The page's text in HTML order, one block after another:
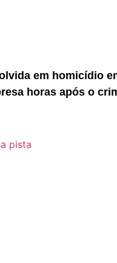
em homicídio
horas após o